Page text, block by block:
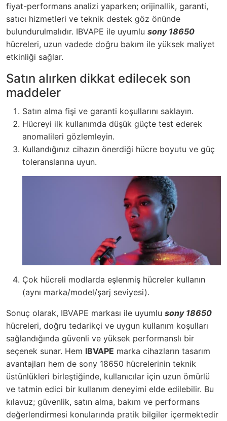
fiyat-performans analizi yaparken; orijinallik, garanti,
satıcı hizmetleri ve teknik destek göz önünde
bulundurulmalıdır. IBVAPE ile uyumlu sony 18650
hücreleri, uzun vadede doğru bakım ile yüksek maliyet
etkinliği sağlar.
Satın alırken dikkat edilecek son
maddeler
Satın alma fişi ve garanti koşullarını saklayın.
Hücreyi ilk kullanımda düşük güçte test ederek
anomalileri gözlemleyin.
Kullandığınız cihazın önerdiği hücre boyutu ve güç
toleranslarına uyun.
Çok hücreli modlarda eşlenmiş hücreler kullanın
(aynı marka/model/şarj seviyesi).
Sonuç olarak, IBVAPE markası ile uyumlu sony 18650
hücreleri, doğru tedarikçi ve uygun kullanım koşulları
sağlandığında güvenli ve yüksek performanslı bir
seçenek sunar. Hem IBVAPE marka cihazların tasarım
avantajları hem de sony 18650 hücrelerinin teknik
üstünlükleri birleştiğinde, kullanıcılar için uzun ömürlü
ve tatmin edici bir kullanım deneyimi elde edilebilir. Bu
kılavuz; güvenlik, satın alma, bakım ve performans
değerlendirmesi konularında pratik bilgiler içermektedir